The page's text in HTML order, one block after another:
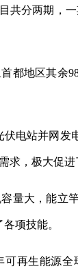
共分两期，
都地区其余
电站并网
求，极大促进
量大，能立
项技能。
再生能源